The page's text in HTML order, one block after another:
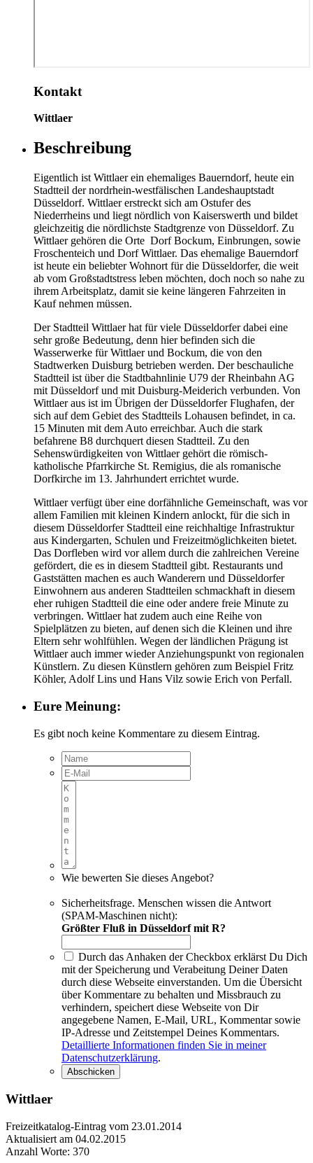
Kontakt
Wittlaer
Beschreibung
Eigentlich ist Wittlaer ein ehemaliges Bauerndorf, heute ein
Stadtteil der nordrhein-westfälischen Landeshauptstadt
Düsseldorf. Wittlaer erstreckt sich am Ostufer des
Niederrheins und liegt nördlich von Kaiserswerth und bildet
gleichzeitig die nördlichste Stadtgrenze von Düsseldorf. Zu
Wittlaer gehören die Orte Dorf Bockum, Einbrungen, sowie
Froschenteich und Dorf Wittlaer. Das ehemalige Bauerndorf
ist heute ein beliebter Wohnort für die Düsseldorfer, die weit
ab vom Großstadtstress leben möchten, doch noch so nahe zu
ihrem Arbeitsplatz, damit sie keine längeren Fahrzeiten in
Kauf nehmen müssen.
Der Stadtteil Wittlaer hat für viele Düsseldorfer dabei eine
sehr große Bedeutung, denn hier befinden sich die
Wasserwerke für Wittlaer und Bockum, die von den
Stadtwerken Duisburg betrieben werden. Der beschauliche
Stadtteil ist über die Stadtbahnlinie U79 der Rheinbahn AG
mit Düsseldorf und mit Duisburg-Meiderich verbunden. Von
Wittlaer aus ist im Übrigen der Düsseldorfer Flughafen, der
sich auf dem Gebiet des Stadtteils Lohausen befindet, in ca.
15 Minuten mit dem Auto erreichbar. Auch die stark
befahrene B8 durchquert diesen Stadtteil. Zu den
Sehenswürdigkeiten von Wittlaer gehört die römisch-
katholische Pfarrkirche St. Remigius, die als romanische
Dorfkirche im 13. Jahrhundert errichtet wurde.
Wittlaer verfügt über eine dorfähnliche Gemeinschaft, was vor
allem Familien mit kleinen Kindern anlockt, für die sich in
diesem Düsseldorfer Stadtteil eine reichhaltige Infrastruktur
aus Kindergarten, Schulen und Freizeitmöglichkeiten bietet.
Das Dorfleben wird vor allem durch die zahlreichen Vereine
gefördert, die es in diesem Stadtteil gibt. Restaurants und
Gaststätten machen es auch Wanderern und Düsseldorfer
Einwohnern aus anderen Stadtteilen schmackhaft in diesem
eher ruhigen Stadtteil die eine oder andere freie Minute zu
verbringen. Wittlaer hat zudem auch eine Reihe von
Spielplätzen zu bieten, auf denen sich die Kleinen und ihre
Eltern sehr wohlfühlen. Wegen der ländlichen Prägung ist
Wittlaer auch immer wieder Anziehungspunkt von regionalen
Künstlern. Zu diesen Künstlern gehören zum Beispiel Fritz
Köhler, Adolf Lins und Hans Vilz sowie Erich von Perfall.
Eure Meinung:
Es gibt noch keine Kommentare zu diesem Eintrag.
Wie bewerten Sie dieses Angebot?
Sicherheitsfrage. Menschen wissen die Antwort
(SPAM-Maschinen nicht):
Größter Fluß in Düsseldorf mit R?
Durch das Anhaken der Checkbox erklärst Du Dich
mit der Speicherung und Verabeitung Deiner Daten
durch diese Webseite einverstanden. Um die Übersicht
über Kommentare zu behalten und Missbrauch zu
verhindern, speichert diese Webseite von Dir
angegebene Namen, E-Mail, URL, Kommentar sowie
IP-Adresse und Zeitstempel Deines Kommentars.
Detaillierte Informationen finden Sie in meiner
Datenschutzerklärung.
Wittlaer
Freizeitkatalog-Eintrag vom 23.01.2014
Aktualisiert am 04.02.2015
Anzahl Worte: 370